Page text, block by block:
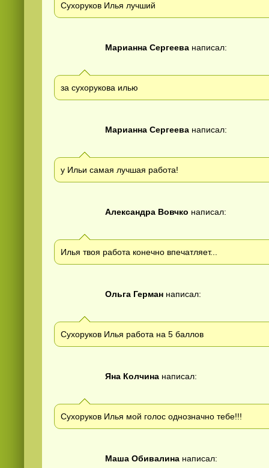
Сухоруков Илья лучший
Марианна Сергеева написал:
за сухорукова илью
Марианна Сергеева написал:
у Ильи самая лучшая работа!
Александра Вовчко написал:
Илья твоя работа конечно впечатляет...
Ольга Герман написал:
Сухоруков Илья работа на 5 баллов
Яна Колчина написал:
Сухоруков Илья мой голос однозначно тебе!!!
Маша Обивалина написал: